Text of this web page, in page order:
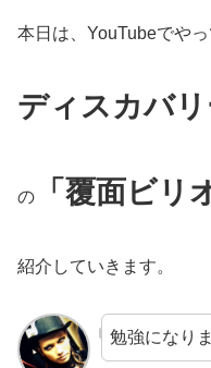
本日は、YouTubeでや
ディスカバ
の 「覆面ビリ
紹介していきます。
勉強になり